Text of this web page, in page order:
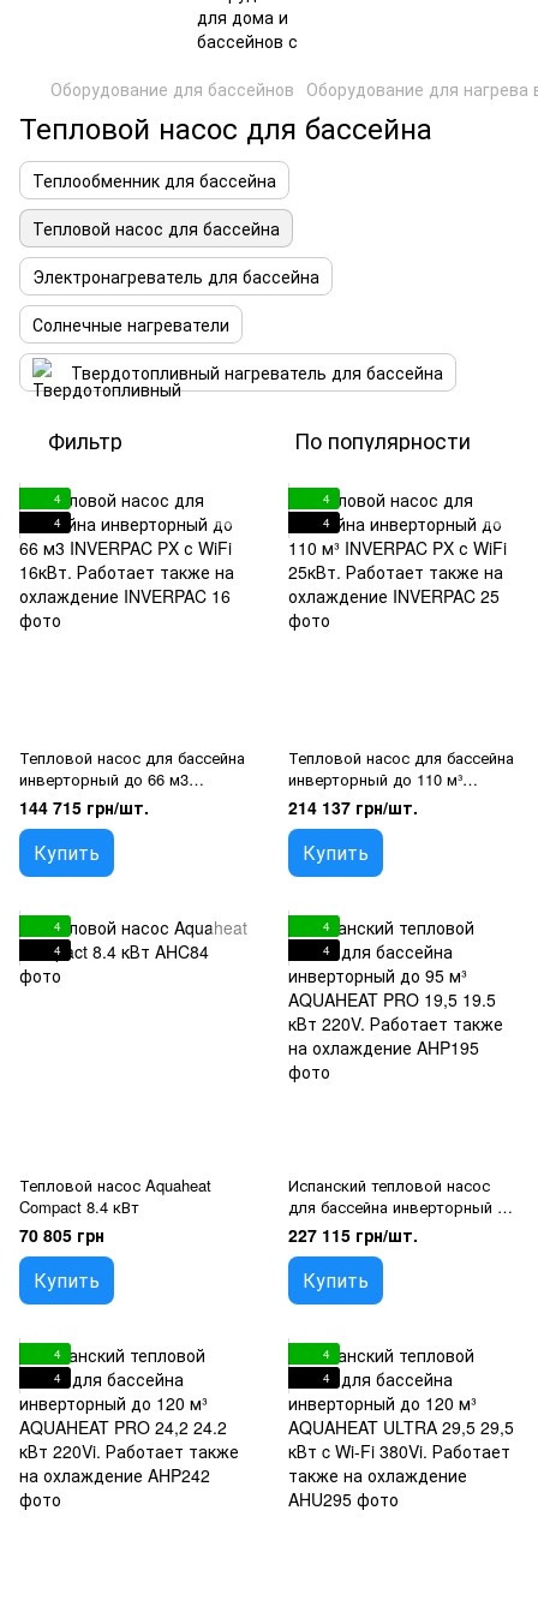
Оборудование для бассейнов Оборудование для нагрева
Тепловой насос для бассейна
Теплообменник для бассейна
Тепловой насос для бассейна
Электронагреватель для бассейна
Солнечные нагреватели
Твердотопливный нагреватель для бассейна
Фильтр По популярности
4
4
Тепловой насос для бассейна
инверторный до 66 м3
INVERPAC PX с WiFi 16кВт.
Работает также на
охлаждение
144 715 грн/шт.
Купить
4
4
Тепловой насос для бассейна
инверторный до 110 м³
INVERPAC PX с WiFi 25кВт.
Работает также на
охлаждение
214 137 грн/шт.
Купить
4
4
Тепловой насос Aquaheat
Compact 8.4 кВт
70 805 грн
Купить
4
4
Испанский тепловой насос
для бассейна инверторный до
95 м³ AQUAHEAT PRO 19,5
19.5 кВт 220V. Работает также
на охлаждение
227 115 грн/шт.
Купить
4
4
4
4